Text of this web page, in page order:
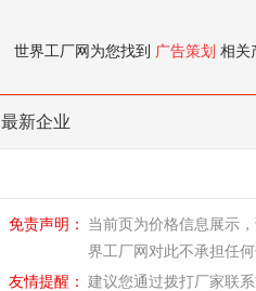
世界工厂网为您找到 广告策划 相关
最新企业
免责声明：
当前页为价格信息展示
界工厂网对此不承担任何
友情提醒： 建议您通过拨打厂家联